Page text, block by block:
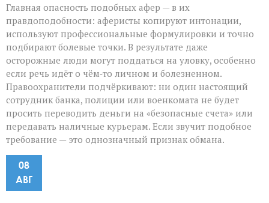
Главная опасность подобных афер — в их
правдоподобности: аферисты копируют интонации,
используют профессиональные формулировки и точно
подбирают болевые точки. В результате даже
осторожные люди могут поддаться на уловку, особенно
если речь идёт о чём‑то личном и болезненном.
Правоохранители подчёркивают: ни один настоящий
сотрудник банка, полиции или военкомата не будет
просить переводить деньги на «безопасные счета» или
передавать наличные курьерам. Если звучит подобное
требование — это однозначный признак обмана.
08
АВГ